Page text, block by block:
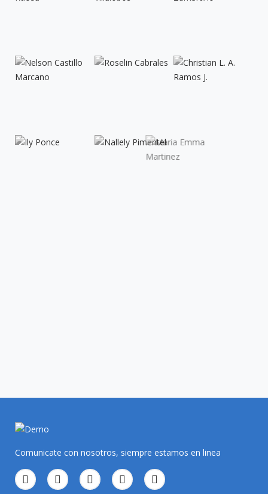
Comunicate con nosotros, siempre estamos en linea